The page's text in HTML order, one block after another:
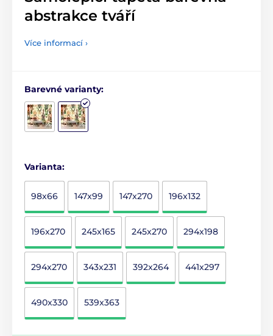
abstrakce tváří
Více informací ›
Barevné varianty:
Varianta:
98x66 147x99 147x270 196x132
196x270 245x165 245x270 294x198
294x270 343x231 392x264 441x297
490x330 539x363